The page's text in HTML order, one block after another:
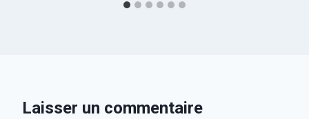
Laisser un commentaire